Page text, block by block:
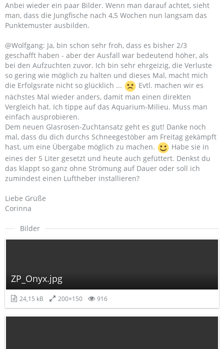
Anbei wieder ein paar Bilder. Wenn man darauf achtet, sieht
man, dass die Jungfische nach 4,5 Wochen nun langsam das
Punktemuster ausbilden.
@Wolfgang: Ja, bin schon sehr froh, dass es bisher 2/3
geschafft haben - aber der Ausfall war bedeutend höher, als
bei den Aufzuchten zuvor. Ich bin sehr ehrgeizig, die Verluste
so gering wie möglich zu halten und dieses Mal, macht mich
die Erfolgsrate nicht so glücklich ...
Evtl. machen wir es
nächstes Mal wieder anders, damit man einen direkten
Vergleich hat. Ich tippe auf das Aquarium-Milieu. Muss man
einfach ausprobieren.
Dem neuen Glasrosen-Zuchtansatz geht es gut! Danke noch
mal, dass du dich durchs Schneegestöber am Freitag gekämpft
hast, um eine Übergabe möglich zu machen.
Habe sie in
eines der 5 Liter gesetzt und heute auch gefüttert. Denkst du
das klappt so ganz ohne Strömung auf Dauer oder soll ich
zumindest einen Luftheber installieren?
Liebe Grüße
Corinna
Bilder
ZP_Onyx.jpg
24,15 kB 200×150 916